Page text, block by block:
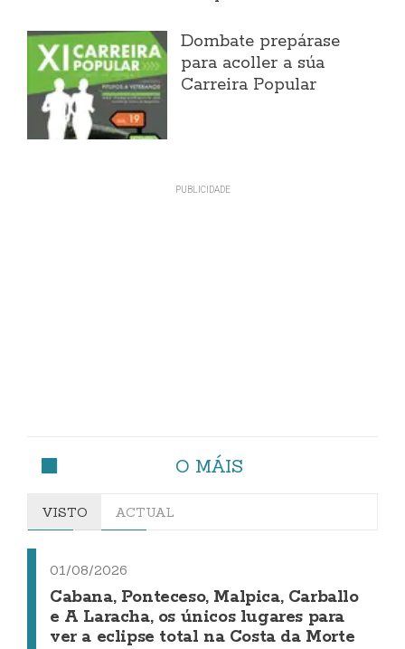
Dombate prepárase
para acoller a súa
Carreira Popular
O MÁIS
VISTO ACTUAL
01/08/2026
Cabana, Ponteceso, Malpica, Carballo
e A Laracha, os únicos lugares para
ver a eclipse total na Costa da Morte